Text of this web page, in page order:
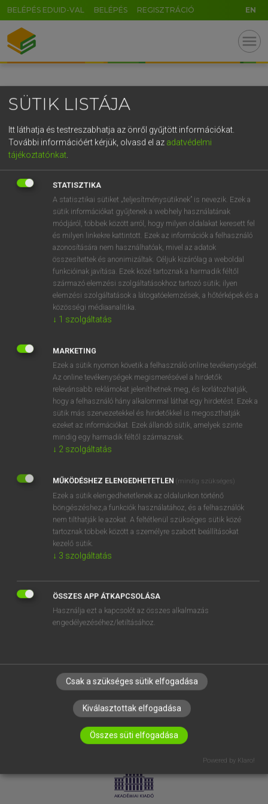
BELÉPÉS EDUID-VAL BELÉPÉS REGISZTRÁCIÓ EN
menu
OOOOPS!
SZOTAR.NET APPLIKÁCIÓ
MICROSOFT OFFICE BŐVÍTMÉNY
BEÉPÜLŐ SZÓTÁRMODUL
ONLINE NYELVVIZSGA
EGYÉNI FELHASZNÁLÓKNAK
TANULÓKNAK
OKTATÁSI INTÉZMÉNYEKNEK
VÁLLALATI MEGOLDÁSOK
RÓLUNK
ELÉRHETŐSÉG
SÜTI BEÁLLÍTÁSOK
LICENCSZERZŐDÉS ADATVÉDELEM
SÜTIK LISTÁJA
Itt láthatja és testreszabhatja az önről gyűjtött információkat.
További információért kérjük, olvasd el az adatvédelmi
tájékoztatónkat
STATISZTIKA
A statisztikai sütiket „teljesítménysütiknek” is nevezik. Ezek a
sütik információkat gyűjtenek a webhely használatának
módjáról, többek között arról, hogy milyen oldalakat keresett fel
és milyen linkekre kattintott. Ezek az információk a felhasználó
azonosítására nem használhatóak, mivel az adatok
összesítettek és anonimizáltak. Céljuk kizárólag a weboldal
funkcióinak javítása. Ezek közé tartoznak a harmadik féltől
származó elemzési szolgáltatásokhoz tartozó sütik; ilyen
elemzési szolgáltatások a látogatóelemzések, a hőtérképek és a
közösségi médiaanalitika.
↓ 1 szolgáltatás
MARKETING
Ezek a sütik nyomon követik a felhasználó online tevékenységét.
Az online tevékenységek megismerésével a hirdetők
relevánsabb reklámokat jeleníthetnek meg, és korlátozhatják,
hogy a felhasználó hány alkalommal láthat egy hirdetést. Ezek a
sütik más szervezetekkel és hirdetőkkel is megoszthatják
ezeket az információkat. Ezek állandó sütik, amelyek szinte
mindig egy harmadik féltől származnak.
↓ 2 szolgáltatás
MŰKÖDÉSHEZ ELENGEDHETETLEN (mindig szükséges)
Ezek a sütik elengedhetetlenek az oldalunkon történő
böngészéshez,a funkciók használatához, és a felhasználók
nem tilthatják le azokat. A feltétlenül szükséges sütik közé
tartoznak többek között a személyre szabott beállításokat
kezelő sütik.
↓ 3 szolgáltatás
ÖSSZES APP ÁTKAPCSOLÁSA
Használja ezt a kapcsolót az összes alkalmazás
engedélyezéséhez/letiltásához.
Csak a szükséges sütik elfogadása
Kiválasztottak elfogadása
Összes süti elfogadása
Powered by Klaro!
GR
5
g h k l
v b n m , . - AltGr